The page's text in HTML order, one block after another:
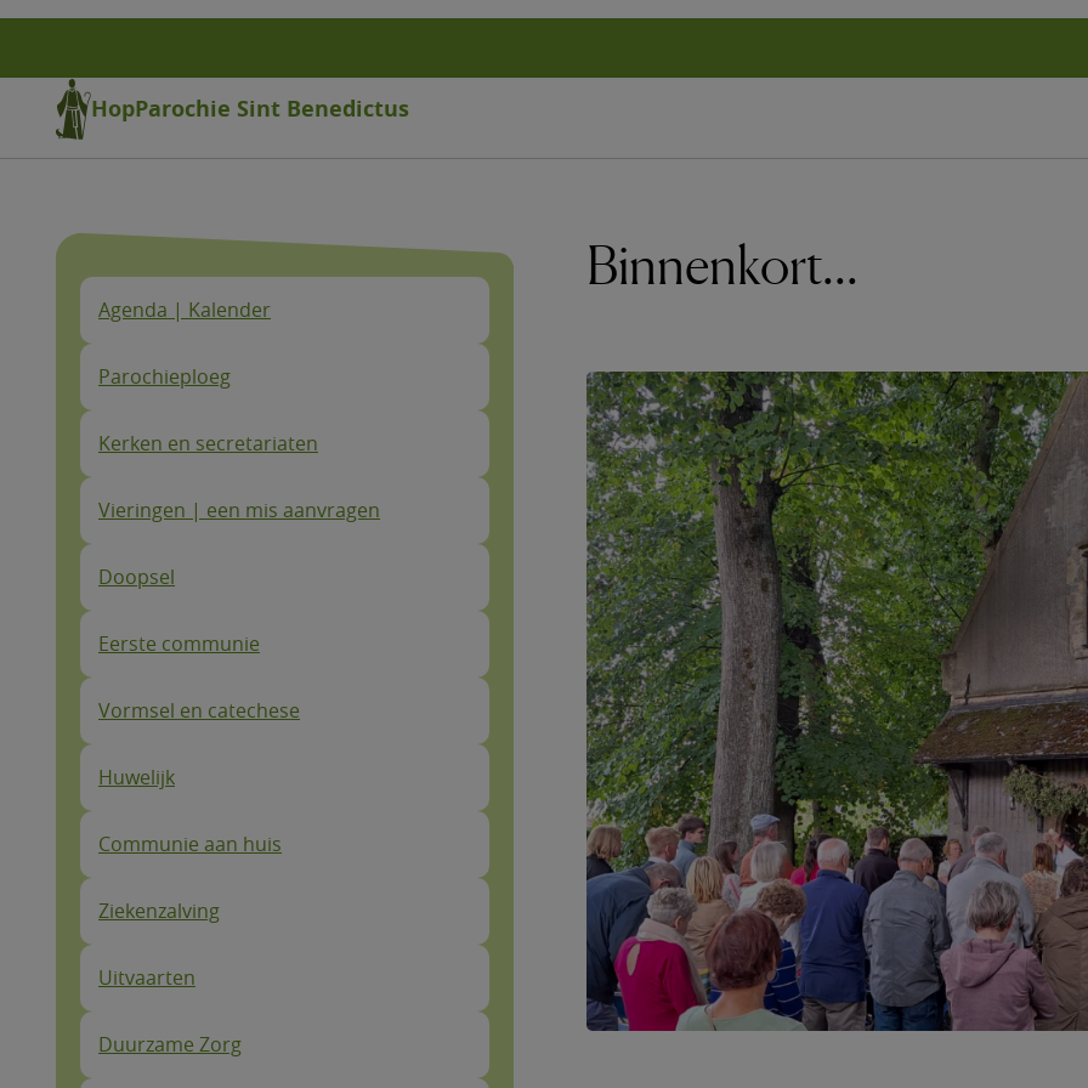
Overslaan
naar
inhoud
gaan
HopParochie Sint Benedictus
Agenda | Kalender
Parochieploeg
Kerken en secretariaten
Vieringen | een mis aanvragen
Doopsel
Eerste communie
Vormsel en catechese
Huwelijk
Communie aan huis
Ziekenzalving
Uitvaarten
Duurzame Zorg
Meldert
Binnenkort...